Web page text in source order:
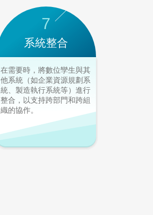
7
系統整合
在需要時，將數位孿生與其
他系統（如企業資源規劃系
統、製造執行系統等）進行
整合，以支持跨部門和跨組
織的協作。